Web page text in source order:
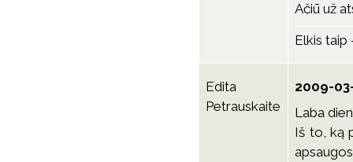
Ačiū už
Elkis taip
Edita
Petrauskaite
2009-
Laba
Iš to, ką